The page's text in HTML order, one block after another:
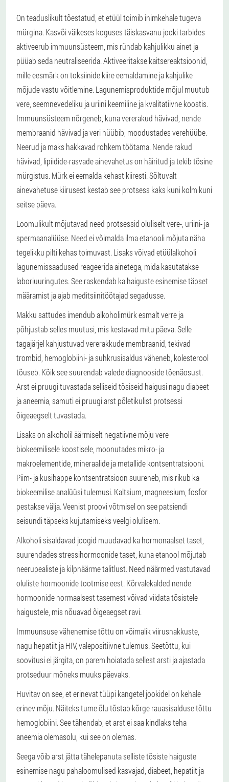
On teaduslikult tõestatud, et etüül toimib inimkehale tugeva
mürgina. Kasvõi väikeses koguses täiskasvanu jooki tarbides
aktiveerub immuunsüsteem, mis ründab kahjulikku ainet ja
püüab seda neutraliseerida. Aktiveeritakse kaitsereaktsioonid,
mille eesmärk on toksiinide kiire eemaldamine ja kahjulike
mõjude vastu võitlemine. Lagunemisproduktide mõjul muutub
vere, seemnevedeliku ja uriini keemiline ja kvalitatiivne koostis.
Immuunsüsteem nõrgeneb, kuna vererakud hävivad, nende
membraanid hävivad ja veri hüübib, moodustades verehüübe.
Neerud ja maks hakkavad rohkem töötama. Nende rakud
hävivad, lipiidide-rasvade ainevahetus on häiritud ja tekib tõsine
mürgistus. Mürk ei eemalda kehast kiiresti. Sõltuvalt
ainevahetuse kiirusest kestab see protsess kaks kuni kolm kuni
seitse päeva.
Loomulikult mõjutavad need protsessid oluliselt vere-, uriini- ja
spermaanalüüse. Need ei võimalda ilma etanooli mõjuta näha
tegelikku pilti kehas toimuvast. Lisaks võivad etüülalkoholi
lagunemissaadused reageerida ainetega, mida kasutatakse
laboriuuringutes. See raskendab ka haiguste esinemise täpset
määramist ja ajab meditsiinitöötajad segadusse.
Makku sattudes imendub alkoholimürk esmalt verre ja
põhjustab selles muutusi, mis kestavad mitu päeva. Selle
tagajärjel kahjustuvad vererakkude membraanid, tekivad
trombid, hemoglobiini- ja suhkrusisaldus väheneb, kolesterool
tõuseb. Kõik see suurendab valede diagnooside tõenäosust.
Arst ei pruugi tuvastada selliseid tõsiseid haigusi nagu diabeet
ja aneemia, samuti ei pruugi arst põletikulist protsessi
õigeaegselt tuvastada.
Lisaks on alkoholil äärmiselt negatiivne mõju vere
biokeemilisele koostisele, moonutades mikro- ja
makroelementide, mineraalide ja metallide kontsentratsiooni.
Piim- ja kusihappe kontsentratsioon suureneb, mis rikub ka
biokeemilise analüüsi tulemusi. Kaltsium, magneesium, fosfor
pestakse välja. Veenist proovi võtmisel on see patsiendi
seisundi täpseks kujutamiseks veelgi olulisem.
Alkoholi sisaldavad joogid muudavad ka hormonaalset taset,
suurendades stressihormoonide taset, kuna etanool mõjutab
neerupealiste ja kilpnäärme talitlust. Need näärmed vastutavad
oluliste hormoonide tootmise eest. Kõrvalekalded nende
hormoonide normaalsest tasemest võivad viidata tõsistele
haigustele, mis nõuavad õigeaegset ravi.
Immuunsuse vähenemise tõttu on võimalik viirusnakkuste,
nagu hepatiit ja HIV, valepositiivne tulemus. Seetõttu, kui
soovitusi ei järgita, on parem hoiatada sellest arsti ja ajastada
protseduur mõneks muuks päevaks.
Huvitav on see, et erinevat tüüpi kangetel jookidel on kehale
erinev mõju. Näiteks tume õlu tõstab kõrge rauasisalduse tõttu
hemoglobiini. See tähendab, et arst ei saa kindlaks teha
aneemia olemasolu, kui see on olemas.
Seega võib arst jätta tähelepanuta selliste tõsiste haiguste
esinemise nagu pahaloomulised kasvajad, diabeet, hepatiit ja